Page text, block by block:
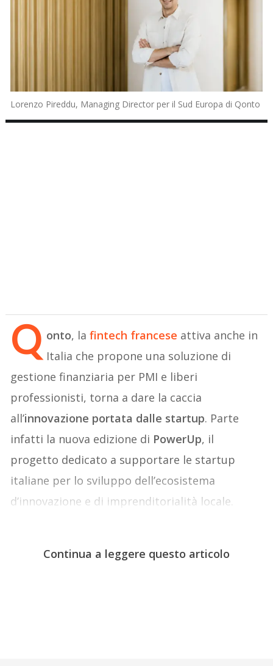
Lorenzo Pireddu, Managing Director per il Sud Europa di Qonto
Q onto, lafintech francese attiva anche in
Italia che propone una soluzione di
gestione finanziaria per PMI e liberi
professionisti, torna a dare la caccia
all’innovazione portata dalle startup. Parte
infatti la nuova edizione di PowerUp, il
progetto dedicato a supportare le startup
italiane per lo sviluppo dell’ecosistema
d’innovazione e di imprenditorialità locale.
Continua a leggere questo articolo